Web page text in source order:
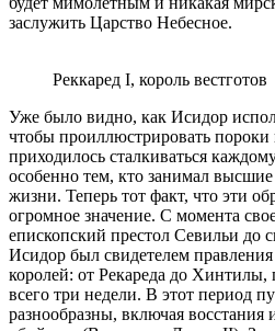
заслужить Царство Небесное.
Реккаред I, король вестготов
Уже было видно, как Исидор
чтобы проиллюстрировать
приходилось сталкиваться
особенно тем, кто занимал
жизни. Теперь тот факт, что эти
огромное значение. С момента
епископский престол Севильи до
Исидор был свидетелем правления
королей: от Рекареда до Хинтилы,
всего три недели. В этот период
разнообразны, включая восстания